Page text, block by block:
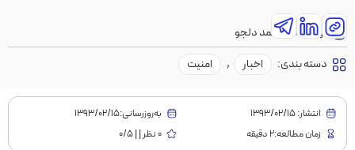
نویسنده:محمد دلجو
دسته بندی:
اخبار , امنیت
انتشار:1393/02/15
به‌روز‌رسانی:۱۳۹۳/۰۲/۱۵
زمان مطالعه:2 دقیقه
0 نظر | | 0/5